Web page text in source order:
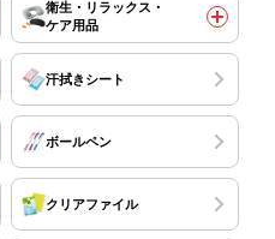
衛生・リラックス・
ケア用品
汗拭きシート
ボールペン
クリアファイル